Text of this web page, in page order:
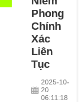
kịp thời
và hiệu
quả.
Chúng
cũng góp
phần nâng
cao hiệu
suất và
cuối cùng
Phong
Chính
Xác
Liên
Tục
2025-10-
20
06:11:18